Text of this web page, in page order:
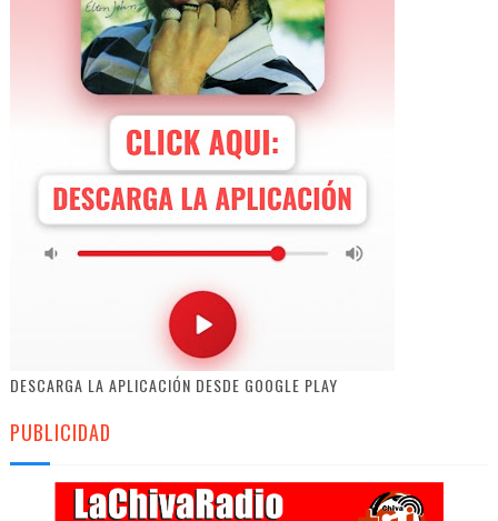
DESCARGA LA APLICACIÓN DESDE GOOGLE PLAY
PUBLICIDAD